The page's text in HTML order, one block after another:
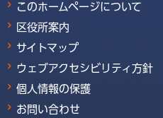
このホームページについて
区役所案内
サイトマップ
ウェブアクセシビリティ方針
個人情報の保護
お問い合わせ